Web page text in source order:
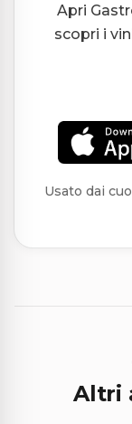
Apri
scopri i
Usato dai
Altri